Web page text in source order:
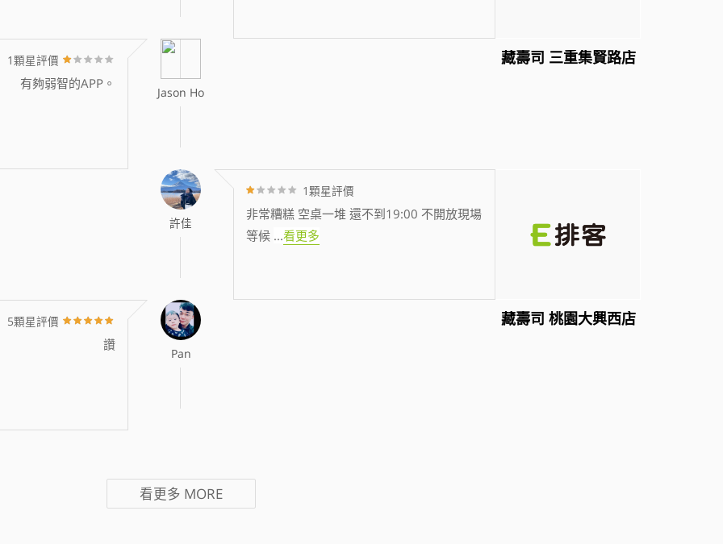
藏壽司 三重集賢路店
Jason Ho
1顆星評價
有夠弱智的APP。
許佳
1顆星評價
非常糟糕 空桌一堆 還不到19:00 不開放現場
等候 ...看更多
藏壽司 桃園大興西店
Pan
5顆星評價
讚
看更多 MORE